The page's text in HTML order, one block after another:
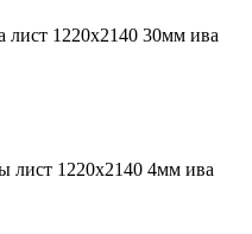
1220х2140 30мм ива
лист 1220х2140 4мм ива